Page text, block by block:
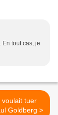
En tout cas, je
voulait tuer
Staline, de Paul Goldberg >